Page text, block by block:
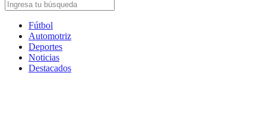
Fútbol
Automotriz
Deportes
Noticias
Destacados